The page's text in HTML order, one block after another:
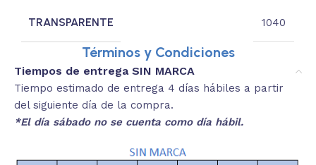
TRANSPARENTE 1040
Términos y Condiciones
Tiempos de entrega SIN MARCA
Tiempo estimado de entrega 4 días hábiles a partir
del siguiente día de la compra.
*El día sábado no se cuenta como día hábil.